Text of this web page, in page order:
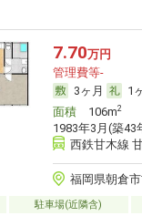
7.70万円
管理費等-
3ヶ月
1
面積106m2
1983年3月(築43
西鉄甘木線
福岡県朝倉
駐車場(近隣含)